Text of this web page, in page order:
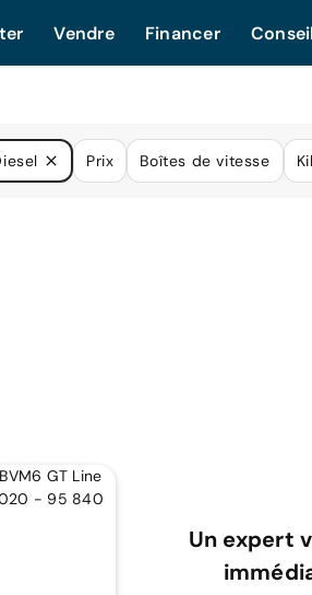
Vendre Financer
Prix Boîtes de vitesse
Un expert